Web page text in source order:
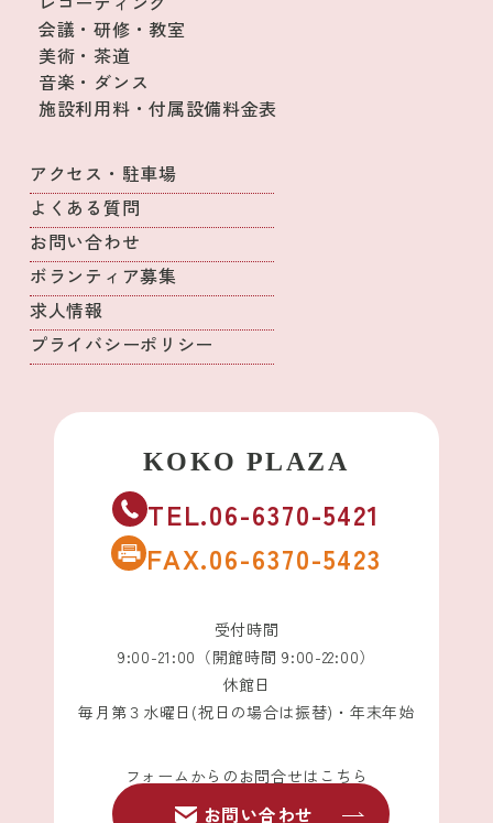
会議・研修・教室
美術・茶道
音楽・ダンス
施設利用料・付属設備料金表
アクセス・駐車場
よくある質問
お問い合わせ
ボランティア募集
求人情報
プライバシーポリシー
TEL.06-6370-5421
FAX.06-6370-5423
受付時間
9:00-21:00（開館時間 9:00-22:00）
休館日
毎月第３水曜日(祝日の場合は振替)・年末年始
フォームからのお問合せはこちら
お問い合わせ